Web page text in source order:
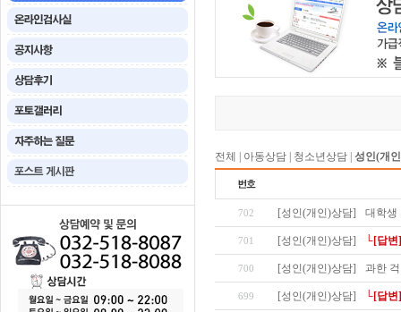
전체 아동상담 청소년상담 성인(개
702 [성인(개인)상담] 대학생
701 [성인(개인)상담] └[답변]
700 [성인(개인)상담] 과한
699 [성인(개인)상담] └[답변]